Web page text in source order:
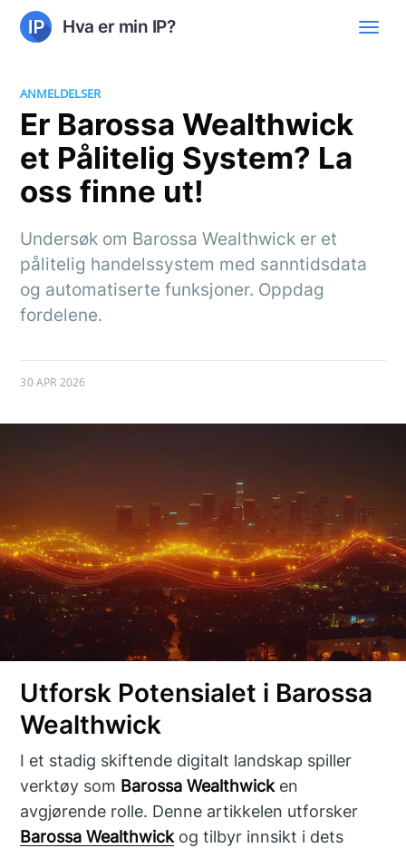
Hva er min IP?
ANMELDELSER
Er Barossa Wealthwick
et Pålitelig System? La
oss finne ut!
Undersøk om Barossa Wealthwick er et
pålitelig handelssystem med sanntidsdata
og automatiserte funksjoner. Oppdag
fordelene.
30 APR 2026
Utforsk Potensialet i Barossa
Wealthwick
I et stadig skiftende digitalt landskap spiller
verktøy som Barossa Wealthwicken
avgjørende rolle. Denne artikkelen utforsker
Barossa Wealthwickog tilbyr innsikt i dets